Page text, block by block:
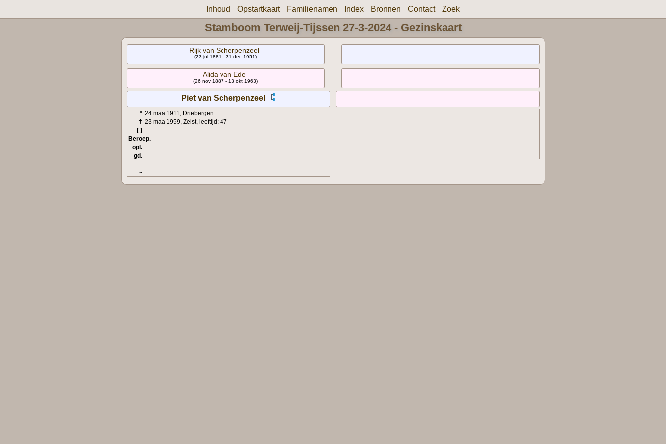
Inhoud Opstartkaart Familienamen Index Bronnen Contact Zoek
Stamboom Terweij-Tijssen 27-3-2024 - Gezinskaart
Rijk van Scherpenzeel
(23 jul 1881 - 31 dec 1951)
Alida van Ede
(26 nov 1887 - 13 okt 1963)
Piet van Scherpenzeel
* 24 maa 1911, Driebergen
† 23 maa 1959, Zeist, leeftijd: 47
[ ]
Beroep.
opl.
gd.
~